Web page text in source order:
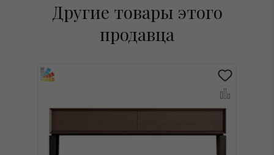
Другие товары этого
продавца